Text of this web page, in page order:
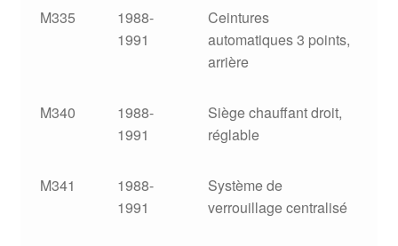
M335
1988-
1991
Ceintures
automatiques 3 points,
arrière
M340
1988-
1991
Siège chauffant droit,
réglable
M341
1988-
1991
Système de
verrouillage centralisé